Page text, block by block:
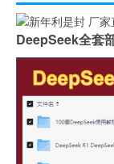
DeepSeek全套